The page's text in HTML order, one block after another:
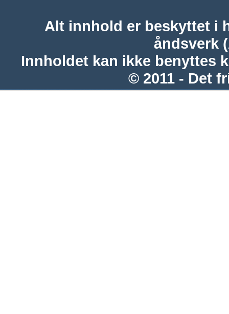
Alt innhold er beskyttet i
åndsverk
Innholdet kan ikke benyttes
© 2011 - Det